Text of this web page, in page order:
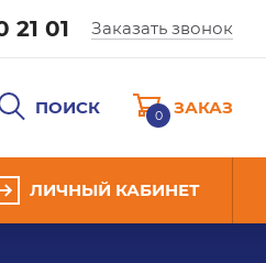
21 01 Заказать звонок
ПОИСК 0 ЗАКАЗ
ЛИЧНЫЙ КАБИНЕТ